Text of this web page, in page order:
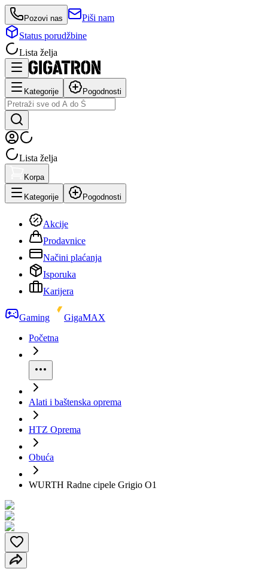
Pozovi nas
Piši nam
Status porudžbine
Lista želja
Kategorije Pogodnosti
Lista želja
Korpa
Kategorije Pogodnosti
Akcije
Prodavnice
Načini plaćanja
Isporuka
Karijera
Gaming
GigaMAX
Početna
Alati i baštenska oprema
HTZ Oprema
Obuća
WURTH Radne cipele Grigio O1